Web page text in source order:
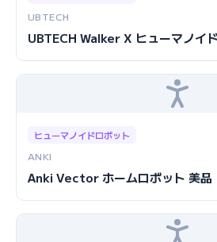
UBTECH
UBTECH Walker X ヒューマノイ
ヒューマノイドロボット
ANKI
Anki Vector ホームロボット 美品